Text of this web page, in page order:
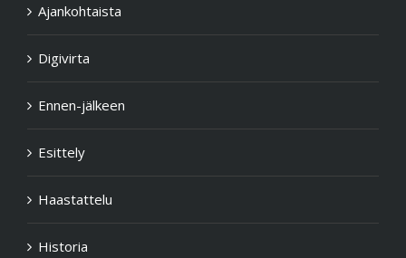
Ajankohtaista
Digivirta
Ennen-jälkeen
Esittely
Haastattelu
Historia